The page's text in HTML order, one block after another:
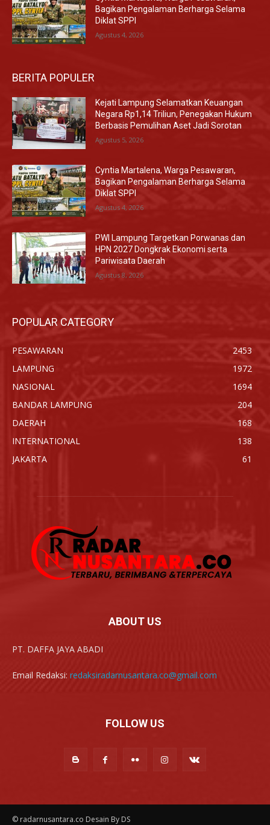
Bagikan Pengalaman Berharga Selama
Diklat SPPI
Agustus 4, 2026
BERITA POPULER
Kejati Lampung Selamatkan Keuangan
Negara Rp1,14 Triliun, Penegakan Hukum
Berbasis Pemulihan Aset Jadi Sorotan
Agustus 5, 2026
Cyntia Martalena, Warga Pesawaran,
Bagikan Pengalaman Berharga Selama
Diklat SPPI
Agustus 4, 2026
PWI Lampung Targetkan Porwanas dan
HPN 2027 Dongkrak Ekonomi serta
Pariwisata Daerah
Agustus 8, 2026
POPULAR CATEGORY
PESAWARAN
2453
LAMPUNG
1972
NASIONAL
1694
BANDAR LAMPUNG
204
DAERAH
168
INTERNATIONAL
138
JAKARTA
61
ABOUT US
PT. DAFFA JAYA ABADI
Email Redaksi: redaksiradarnusantara.co@gmail.com
FOLLOW US
© radarnusantara.co Desain By DS